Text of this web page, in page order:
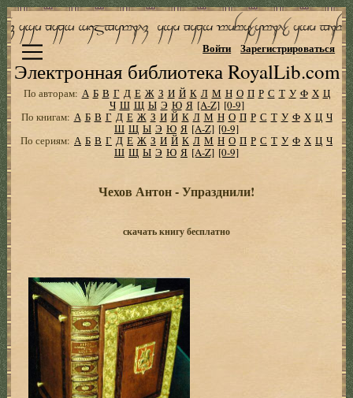
Электронная библиотека RoyalLib.com
Войти Зарегистрироваться
По авторам: А Б В Г Д Е Ж З И Й К Л М Н О П Р С Т У Ф Х Ц
Ч Ш Щ Ы Э Ю Я [A-Z] [0-9]
По книгам: А Б В Г Д Е Ж З И Й К Л М Н О П Р С Т У Ф Х Ц Ч
Ш Щ Ы Э Ю Я [A-Z] [0-9]
По сериям: А Б В Г Д Е Ж З И Й К Л М Н О П Р С Т У Ф Х Ц Ч
Ш Щ Ы Э Ю Я [A-Z] [0-9]
Чехов Антон - Упразднили!
скачать книгу бесплатно